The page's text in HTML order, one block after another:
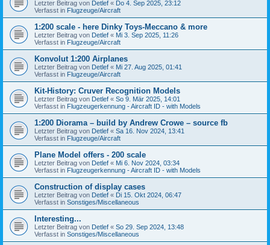
Letzter Beitrag von Detlef « Do 4. Sep 2025, 23:12
Verfasst in Flugzeuge/Aircraft
1:200 scale - here Dinky Toys-Meccano & more
Letzter Beitrag von Detlef « Mi 3. Sep 2025, 11:26
Verfasst in Flugzeuge/Aircraft
Konvolut 1:200 Airplanes
Letzter Beitrag von Detlef « Mi 27. Aug 2025, 01:41
Verfasst in Flugzeuge/Aircraft
Kit-History: Cruver Recognition Models
Letzter Beitrag von Detlef « So 9. Mär 2025, 14:01
Verfasst in Flugzeugerkennung - Aircraft ID - with Models
1:200 Diorama – build by Andrew Crowe – source fb
Letzter Beitrag von Detlef « Sa 16. Nov 2024, 13:41
Verfasst in Flugzeuge/Aircraft
Plane Model offers - 200 scale
Letzter Beitrag von Detlef « Mi 6. Nov 2024, 03:34
Verfasst in Flugzeugerkennung - Aircraft ID - with Models
Construction of display cases
Letzter Beitrag von Detlef « Di 15. Okt 2024, 06:47
Verfasst in Sonstiges/Miscellaneous
Interesting...
Letzter Beitrag von Detlef « So 29. Sep 2024, 13:48
Verfasst in Sonstiges/Miscellaneous